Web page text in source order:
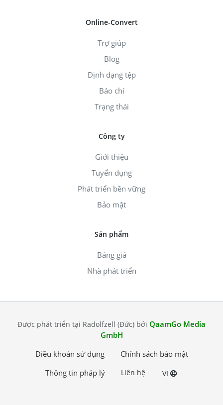
Online-Convert
Trợ giúp
Blog
Định dạng tệp
Báo chí
Trạng thái
Công ty
Giới thiệu
Tuyển dụng
Phát triển bền vững
Bảo mật
Sản phẩm
Bảng giá
Nhà phát triển
Được phát triển tại Radolfzell (Đức) bởi QaamGo Media
GmbH
Điều khoản sử dụng
Chính sách bảo mật
Thông tin pháp lý
Liên hệ VI